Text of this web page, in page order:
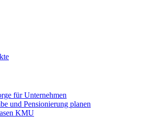
für Unternehmen
und Pensionierung planen
KMU